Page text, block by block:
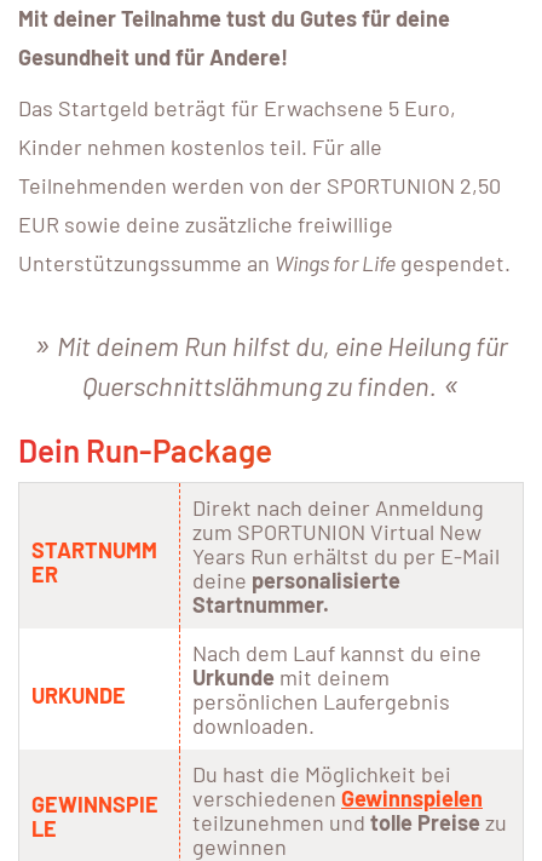
Mit deiner Teilnahme tust du Gutes für deine
Gesundheit und für Andere!
Das Startgeld beträgt für Erwachsene 5 Euro,
Kinder nehmen kostenlos teil. Für alle
Teilnehmenden werden von der SPORTUNION 2,50
EUR sowie deine zusätzliche freiwillige
Unterstützungssumme an Wings for Life gespendet.
Mit deinem Run hilfst du, eine Heilung für
Querschnittslähmung zu finden.
Dein Run-Package
STARTNUMM
ER
Direkt nach deiner Anmeldung
zum SPORTUNION Virtual New
Years Run erhältst du per E-Mail
deine personalisierte
Startnummer.
URKUNDE
Nach dem Lauf kannst du eine
Urkunde mit deinem
persönlichen Laufergebnis
downloaden.
GEWINNSPIE
LE
Du hast die Möglichkeit bei
verschiedenen Gewinnspielen
teilzunehmen und tolle Preise zu
gewinnen